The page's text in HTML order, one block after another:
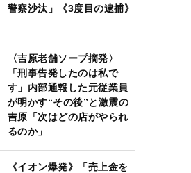
警察沙汰」《3度目の逮捕》
〈吉原老舗ソープ摘発〉
「刑事告発したのは私で
す」内部通報した元従業員
が明かす“その後”と激震の
吉原「次はどの店がやられ
るのか」
《イオン爆発》「売上金を